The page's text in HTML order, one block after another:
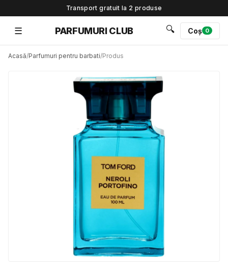
Transport gratuit la 2 produse
☰ PARFUMURI CLUB 🔍 Coș 0
Acasă/Parfumuri pentru barbati/Produs